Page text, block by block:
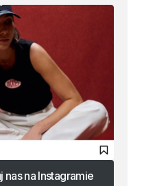
nas na Instagramie